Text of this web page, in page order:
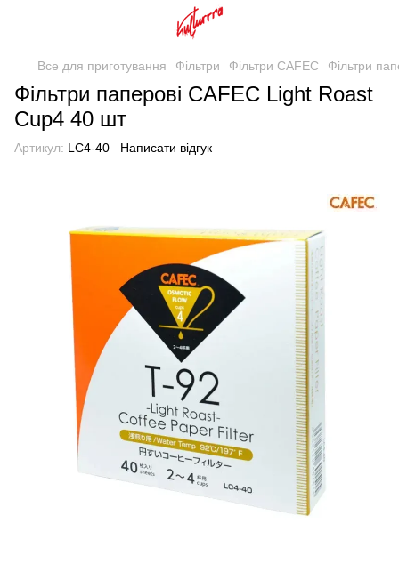
Все для приготування Фільтри Фільтри CAFEC Фільтри
Фільтри паперові CAFEC Light Roast
Cup4 40 шт
Артикул: LC4-40 Написати відгук